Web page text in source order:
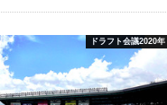
ドラフト会議2020年